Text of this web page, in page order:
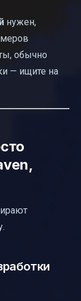
нужен,
обычно
— ищите на